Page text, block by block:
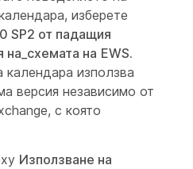
изберете
SP2 от падащия
на_схемата на EWS.
календара използва
версия независимо от
с която
Използване на